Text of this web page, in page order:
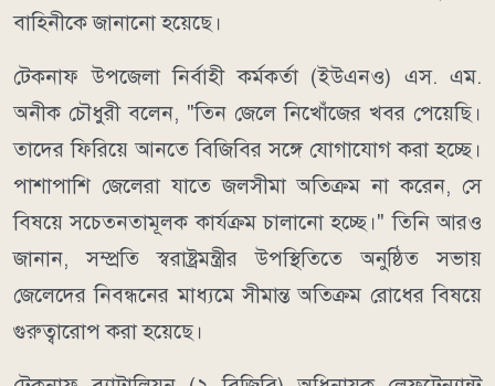
বাহিনীকে জানানো হয়েছে।
টেকনাফ উপজেলা নির্বাহী কর্মকর্তা (ইউএনও) এস. এম.
অনীক চৌধুরী বলেন, "তিন জেলে নিখোঁজের খবর পেয়েছি।
তাদের ফিরিয়ে আনতে বিজিবির সঙ্গে যোগাযোগ করা হচ্ছে।
পাশাপাশি জেলেরা যাতে জলসীমা অতিক্রম না করেন, সে
বিষয়ে সচেতনতামূলক কার্যক্রম চালানো হচ্ছে।" তিনি আরও
জানান, সম্প্রতি স্বরাষ্ট্রমন্ত্রীর উপস্থিতিতে অনুষ্ঠিত সভায়
জেলেদের নিবন্ধনের মাধ্যমে সীমান্ত অতিক্রম রোধের বিষয়ে
গুরুত্বারোপ করা হয়েছে।